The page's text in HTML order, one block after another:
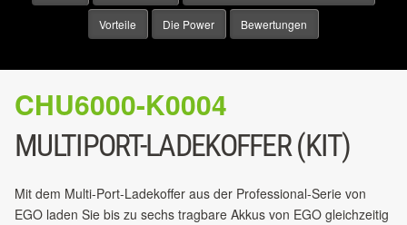
Vorteile Die Power Bewertungen
CHU6000-K0004
MULTIPORT-LADEKOFFER (KIT)
Mit dem Multi-Port-Ladekoffer aus der Professional-Serie von
EGO laden Sie bis zu sechs tragbare Akkus von EGO gleichzeitig